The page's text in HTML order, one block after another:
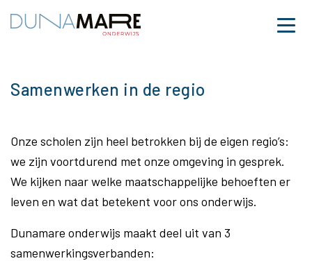
Menu
Samenwerken in de regio
Onze scholen zijn heel betrokken bij de eigen regio’s:
we zijn voortdurend met onze omgeving in gesprek.
We kijken naar welke maatschappelijke behoeften er
leven en wat dat betekent voor ons onderwijs.
Dunamare onderwijs maakt deel uit van 3
samenwerkingsverbanden: